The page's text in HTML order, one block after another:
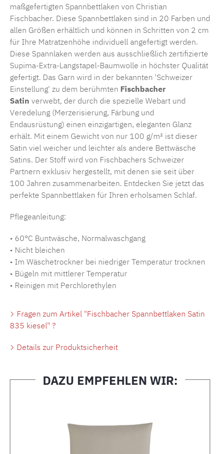
maßgefertigten Spannbettlaken von Christian
Fischbacher. Diese Spannbettlaken sind in 20 Farben und
allen Größen erhältlich und können in Schritten von 2 cm
für Ihre Matratzenhöhe individuell angefertigt werden.
Diese Spannlaken werden aus ausschließlich zertifizierte
Supima-Extra-Langstapel-Baumwolle in höchster Qualität
gefertigt. Das Garn wird in der bekannten 'Schweizer
Einstellung' zu dem berühmten Fischbacher
Satin verwebt, der durch die spezielle Webart und
Veredelung (Merzerisierung, Färbung und
Endausrüstung) einen einzigartigen, eleganten Glanz
erhält. Mit einem Gewicht von nur 100 g/m² ist dieser
Satin viel weicher und leichter als andere Bettwäsche
Satins. Der Stoff wird von Fischbachers Schweizer
Partnern exklusiv hergestellt, mit denen sie seit über
100 Jahren zusammenarbeiten. Entdecken Sie jetzt das
perfekte Spannbettlaken für Ihren erholsamen Schlaf.
Pflegeanleitung:
• 60°C Buntwäsche, Normalwaschgang
• Nicht bleichen
• Im Wäschetrockner bei niedriger Temperatur trocknen
• Bügeln mit mittlerer Temperatur
• Reinigen mit Perchlorethylen
Fragen zum Artikel "Fischbacher Spannbettlaken Satin
835 kiesel" ?
Details zur Produktsicherheit
DAZU EMPFEHLEN WIR: